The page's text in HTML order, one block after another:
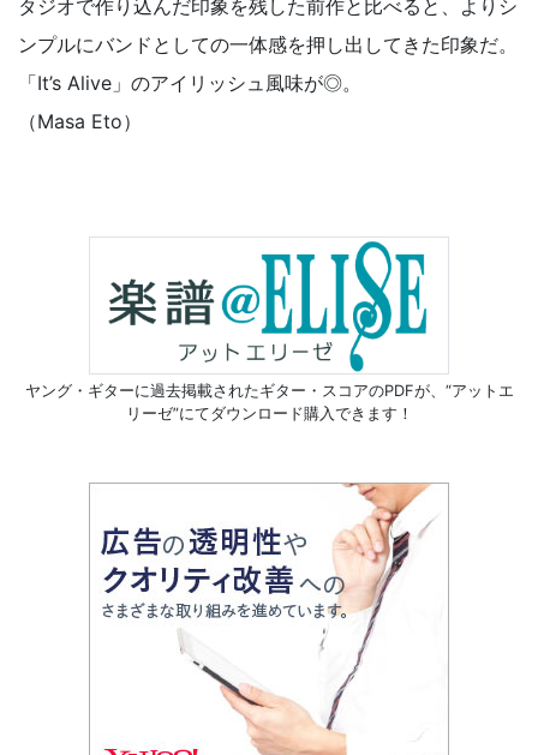
タジオで作り込んだ印象を残した前作と比べると、よりシ
ンプルにバンドとしての一体感を押し出してきた印象だ。
「It’s Alive」のアイリッシュ風味が◎。
（Masa Eto）
ヤング・ギターに過去掲載されたギター・スコアのPDFが、 “アットエ
リーゼ”にてダウンロード購入できます！